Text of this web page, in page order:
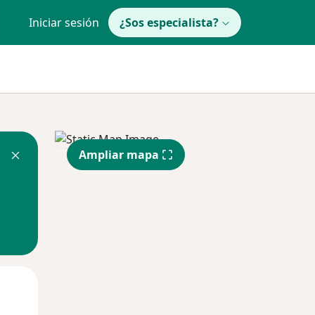
Iniciar sesión ¿Sos especialista?
Ampliar mapa